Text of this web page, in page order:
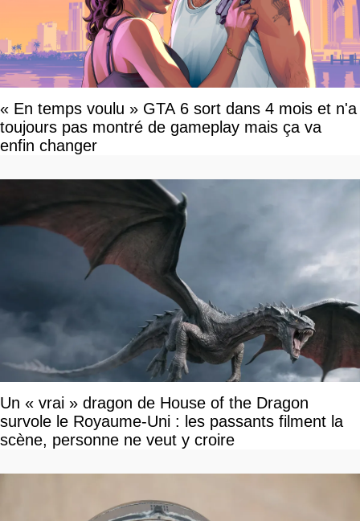
« En temps voulu » GTA 6 sort dans 4 mois et n'a
toujours pas montré de gameplay mais ça va
enfin changer
Un « vrai » dragon de House of the Dragon
survole le Royaume-Uni : les passants filment la
scène, personne ne veut y croire